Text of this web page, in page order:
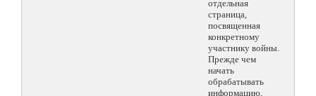
отдельная
страница,
посвященная
конкретному
участнику войны.
Прежде чем
начать
обрабатывать
информацию,